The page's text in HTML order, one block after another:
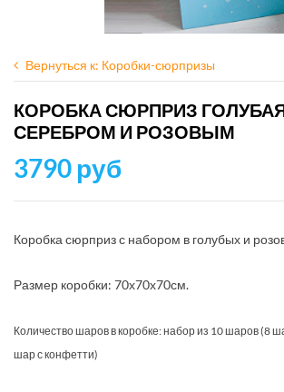
Вернуться к: Коробки-сюрпризы
КОРОБКА СЮРПРИЗ
СЕРЕБРОМ И РОЗОВЫМ
3790 руб
Коробка сюрприз с набором в голубых и
Размер коробки: 70х70х70см.
Количество шаров в коробке:набор из 10 шаров (8
шар с конфетти)